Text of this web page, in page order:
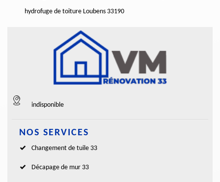
hydrofuge de toiture Loubens 33190
indisponible
NOS SERVICES
Changement de tuile 33
Décapage de mur 33